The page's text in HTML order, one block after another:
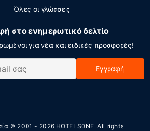
Όλες οι γλώσσες
στο ενημερωτικό δελτίο
για νέα και ειδικές προσφορές!
Εγγραφή
© 2001 - 2026 HOTELSONE. All rights